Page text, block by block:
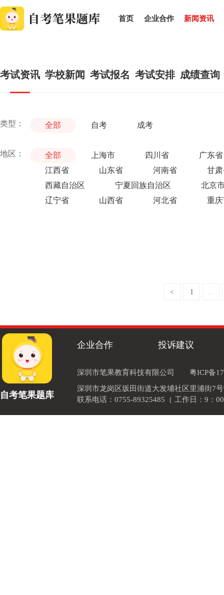
首页 企业合作 新闻资讯
考试资讯 学校新闻 考试报名 考试安排 成绩查询
类型： 全部 自考 成考
地区： 全部 上海市 四川省
广东省
江西省
山东省 河南省
甘
西藏自治区
宁夏回族自治区
北京
辽宁省
山西省 河北省 重
< 1 ...
自考笔果题库
企业合作 投诉建议
深圳市笔果教育科技有限公司
粤ICP备
深圳市龙岗区坂田街道大发埔社区里浦街7
联系电话：0755-89325485（ 工作日：9：